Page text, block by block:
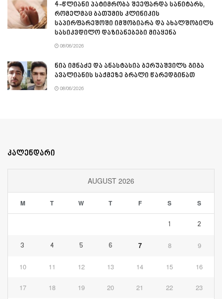
4-წლიანი პატიმრობა შეეფარდა სანიტარს,
რომელმაც ბათუმის კლინიკის
საპირფარეშოში იმშობიარა და ახალშობილს
სასიკვდილო დაზიანებები მიაყენა
08/06/2026
ნია იმნაძე და ანასტასია ბერუაშვილს გიგა
ავალიანის საქმეზე ბრალი წარედგინათ
08/06/2026
კალენდარი
AUGUST 2026
M T W T F S S
1 2
3 4 5 6 7 8 9
10 11 12 13 14 15 16
17 18 19 20 21 22 23